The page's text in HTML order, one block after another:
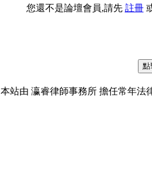
您還不是論壇會員,請先 註冊
本站由 瀛睿律師事務所 擔任常年法